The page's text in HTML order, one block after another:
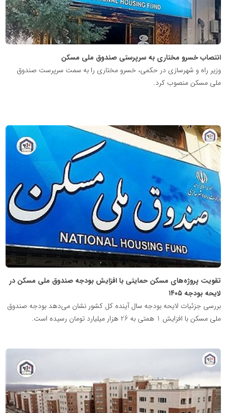
انتصاب خسرو مختاری به سرپرستی صندوق ملی مسکن
وزیر راه و شهرسازی در حکمی، خسرو مختاری را به سمت سرپرست صندوق
ملی مسکن منصوب کرد.
تقویت پروژه‌های مسکن حمایتی با افزایش بودجه صندوق ملی مسکن در
لایحه بودجه ۱۴۰۵
بررسی جزئیات لایحه بودجه سال آینده کل کشور نشان می‌دهد بودجه صندوق
ملی مسکن با افزایش 1 همتی به 26 هزار میلیارد تومان رسیده است.
پایگاه
خبری
نهضت
ملی
مسکن
پایگاه
خبری
نهضت